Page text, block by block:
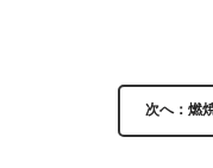
次へ：燃